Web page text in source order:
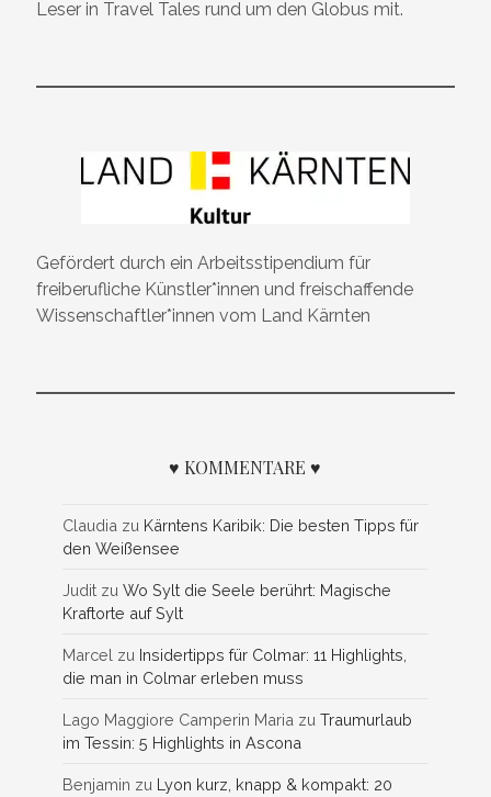
Leser in Travel Tales rund um den Globus mit.
Gefördert durch ein Arbeitsstipendium für
freiberufliche Künstler*innen und freischaffende
Wissenschaftler*innen vom Land Kärnten
♥ KOMMENTARE ♥
Claudia zu Kärntens Karibik: Die besten Tipps für
den Weißensee
Judit zuWo Sylt die Seele berührt: Magische
Kraftorte auf Sylt
Marcel zu Insidertipps für Colmar: 11 Highlights,
die man in Colmar erleben muss
Lago Maggiore Camperin Maria zuTraumurlaub
im Tessin: 5 Highlights in Ascona
Benjamin zu Lyon kurz, knapp & kompakt: 20